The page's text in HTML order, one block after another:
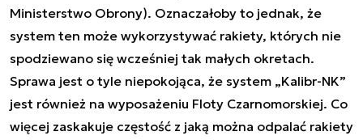
Ministerstwo Obrony). Oznaczałoby to jednak, że
system ten może wykorzystywać rakiety, których nie
spodziewano się wcześniej tak małych okretach.
Sprawa jest o tyle niepokojąca, że system „Kalibr-NK”
jest również na wyposażeniu Floty Czarnomorskiej. Co
więcej zaskakuje częstość z jaką można odpalać rakiety